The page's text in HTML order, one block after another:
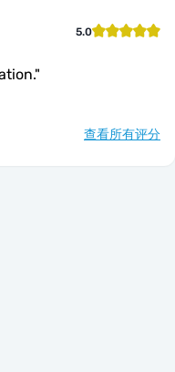
5.0
"
查看所有评分